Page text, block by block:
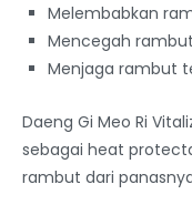
Melembabkan
Mencegah
Menjaga rambut
Daeng Gi Meo Ri
sebagai heat
rambut dari